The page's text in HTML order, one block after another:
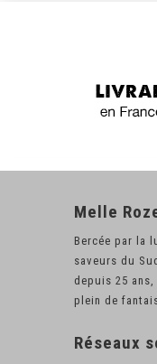
Melle
Bercée par la
saveurs du
depuis 25
plein de
Réseaux